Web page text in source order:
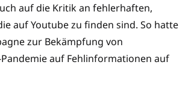
auf die Kritik an fehlerhaften,
auf Youtube zu finden sind. So hatte
zur Bekämpfung von
auf Fehlinformationen auf